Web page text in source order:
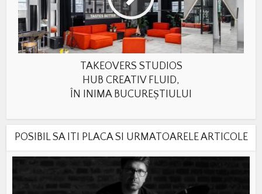
TAKEOVERS STUDIOS
HUB CREATIV FLUID,
ÎN INIMA BUCUREȘTIULUI
POSIBIL SA ITI PLACA SI URMATOARELE ARTICOLE